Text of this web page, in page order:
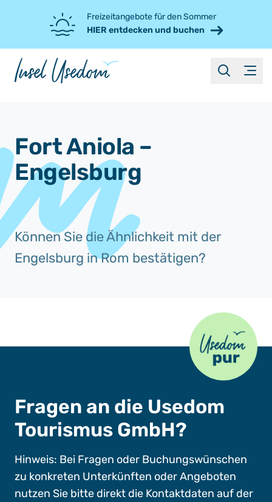
Freizeitangebote für den Sommer
HIER entdecken und buchen
Menü
suchen
Fort Aniola –
Engelsburg
Können Sie die Ähnlichkeit mit der
Engelsburg in Rom bestätigen?
Usedom Pur
Fragen an die Usedom
Tourismus GmbH?
Hinweis: Bei Fragen oder Buchungswünschen
zu konkreten Unterkünften oder Angeboten
nutzen Sie bitte direkt die Kontaktdaten auf der